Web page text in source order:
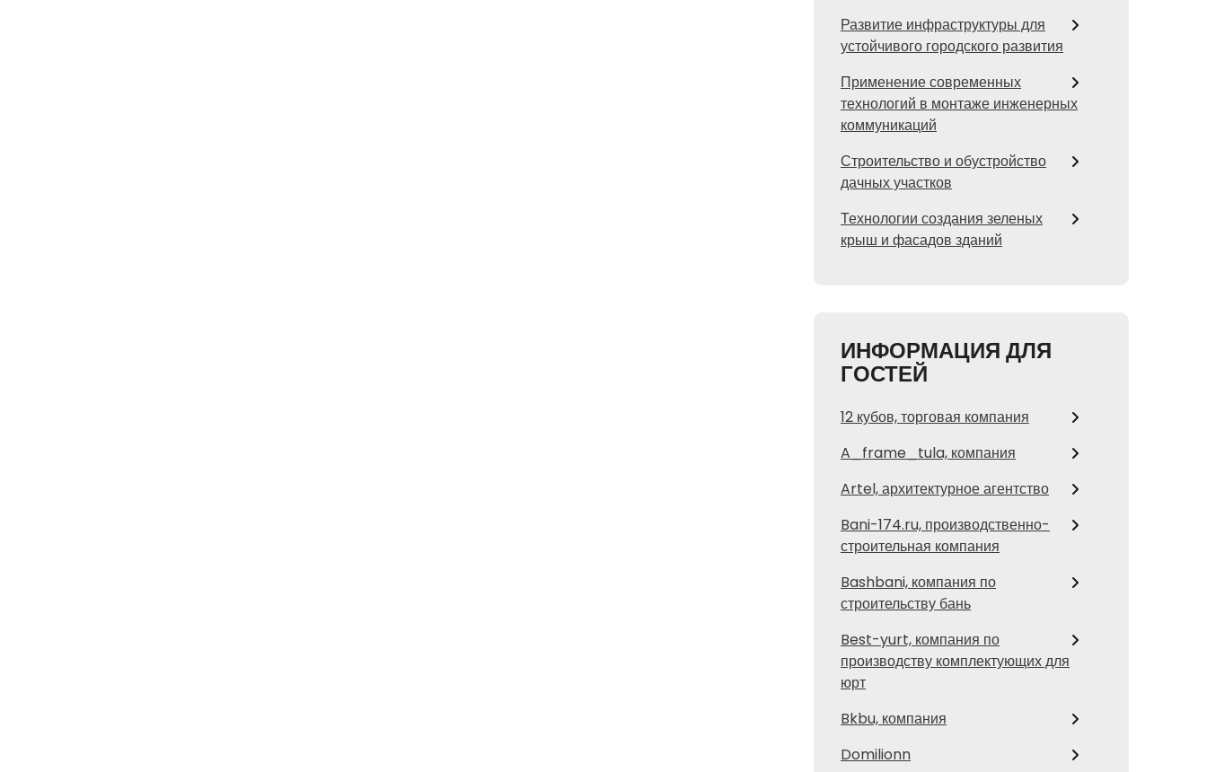
Развитие инфраструктуры для
устойчивого городского развития
Применение современных
технологий в монтаже инженерных
коммуникаций
Строительство и обустройство
дачных участков
Технологии создания зеленых
крыш и фасадов зданий
ИНФОРМАЦИЯ ДЛЯ
ГОСТЕЙ
12 кубов, торговая компания
A_frame_tula, компания
Artel, архитектурное агентство
Bani-174.ru, производственно-
строительная компания
Bashbani, компания по
строительству бань
Best-yurt, компания по
производству комплектующих для
юрт
Bkbu, компания
Domilionn